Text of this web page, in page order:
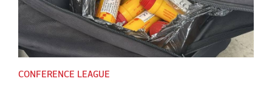
CONFERENCE LEAGUE